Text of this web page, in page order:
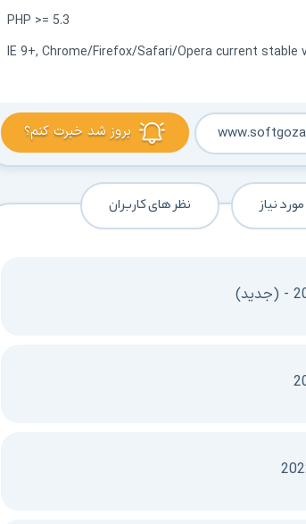
PHP >= 5.3
IE 9+, Chrome/Firefox/Safari/Opera current
بروز شد خبرت کنم؟
نیاز نظر های کاربران